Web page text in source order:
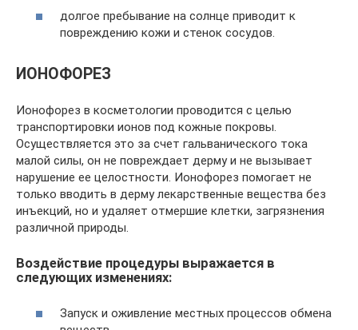
долгое пребывание на солнце приводит к
повреждению кожи и стенок сосудов.
ИОНОФОРЕЗ
Ионофорез в косметологии проводится с целью
транспортировки ионов под кожные покровы.
Осуществляется это за счет гальванического тока
малой силы, он не повреждает дерму и не вызывает
нарушение ее целостности. Ионофорез помогает не
только вводить в дерму лекарственные вещества без
инъекций, но и удаляет отмершие клетки, загрязнения
различной природы.
Воздействие процедуры выражается в
следующих изменениях:
Запуск и оживление местных процессов обмена